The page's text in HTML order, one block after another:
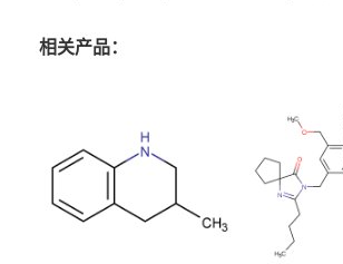
相关产品：